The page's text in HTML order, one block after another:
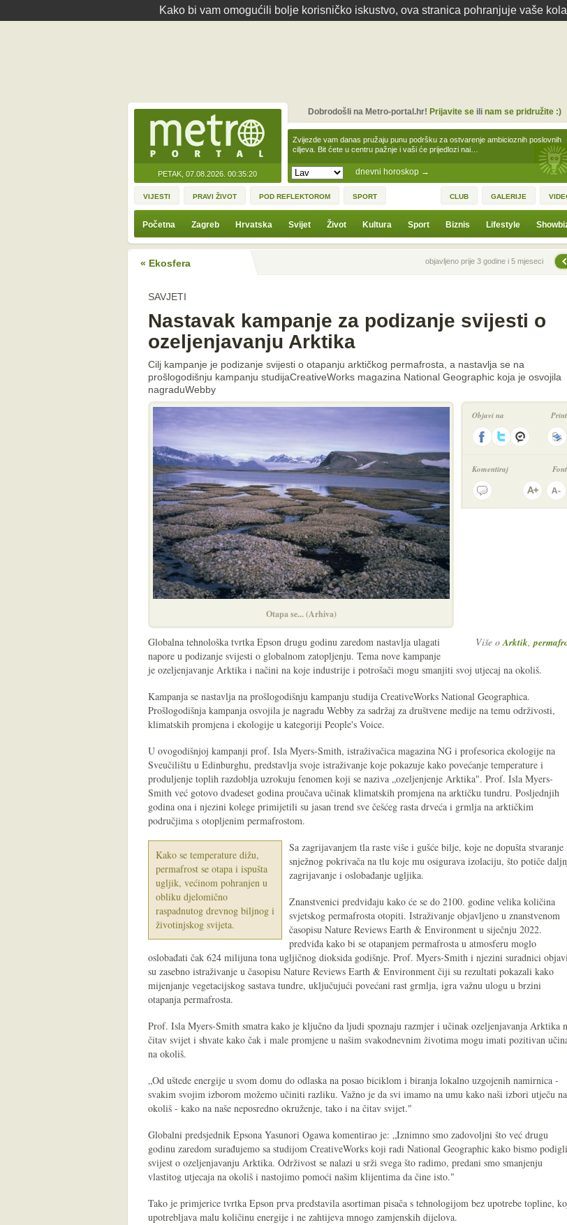
Kako bi vam omogućili bolje korisničko iskustvo, ova stranica pohranjuje vaše
PETAK, 07.08.2026. 00:35:20 dnevni horoskop →
Zvijezde vam danas pružaju punu podršku za ostvarenje ambicioznih poslovnih
ciljeva. Bit ćete u centru pažnje i vaši će prijedlozi nai…
Dobrodošli na Metro-portal.hr! Prijavite seili nam se pridružite :)
VIJESTI PRAVI ŽIVOT POD REFLEKTOROM SPORT CLUB GALERIJE
Početna Zagreb Hrvatska Svijet Život Kultura Sport Biznis Lifestyle
« Ekosfera Prethodna vijestobjavljeno prije 3 godine i 5 mjeseci
SAVJETI
Nastavak kampanje za podizanje svijesti o
ozeljenjavanju Arktika
Cilj kampanje je podizanje svijesti o otapanju arktičkog permafrosta, a nastavlja se na
prošlogodišnju kampanju studijaCreativeWorks magazina National Geographic koja je osvojila
nagraduWebby
Otapa se... (Arhiva)
Objavi na Print
Komentiraj Font
Više oArktik,
Globalna tehnološka tvrtka Epson drugu godinu zaredom nastavlja ulagati
napore u podizanje svijesti o globalnom zatopljenju. Tema nove kampanje
je ozeljenjavanje Arktika i načini na koje industrije i potrošači mogu smanjiti svoj utjecaj na okoliš.
Kampanja se nastavlja na prošlogodišnju kampanju studija CreativeWorks National Geographica.
Prošlogodišnja kampanja osvojila je nagradu Webby za sadržaj za društvene medije na temu održivosti,
klimatskih promjena i ekologije u kategoriji People's Voice.
U ovogodišnjoj kampanji prof. Isla Myers-Smith, istraživačica magazina NG i profesorica ekologije na
Sveučilištu u Edinburghu, predstavlja svoje istraživanje koje pokazuje kako povećanje temperature i
produljenje toplih razdoblja uzrokuju fenomen koji se naziva „ozeljenjenje Arktika". Prof. Isla Myers-
Smith već gotovo dvadeset godina proučava učinak klimatskih promjena na arktičku tundru. Posljednjih
godina ona i njezini kolege primijetili su jasan trend sve češćeg rasta drveća i grmlja na arktičkim
područjima s otopljenim permafrostom.
Kako se temperature dižu,
permafrost se otapa i ispušta
ugljik, većinom pohranjen u
obliku djelomično
raspadnutog drevnog biljnog i
životinjskog svijeta.
Sa zagrijavanjem tla raste više i gušće bilje, koje ne dopušta stvaranje
snježnog pokrivača na tlu koje mu osigurava izolaciju, što potiče
zagrijavanje i oslobađanje ugljika.
Znanstvenici predviđaju kako će se do 2100. godine velika količina
svjetskog permafrosta otopiti. Istraživanje objavljeno u znanstvenom
časopisu Nature Reviews Earth & Environment u siječnju 2022.
predviđa kako bi se otapanjem permafrosta u atmosferu moglo
oslobađati čak 624 milijuna tona ugljičnog dioksida godišnje. Prof. Myers-Smith i njezini suradnici
su zasebno istraživanje u časopisu Nature Reviews Earth & Environment čiji su rezultati pokazali kako
mijenjanje vegetacijskog sastava tundre, uključujući povećani rast grmlja, igra važnu ulogu u brzini
otapanja permafrosta.
Prof. Isla Myers-Smith smatra kako je ključno da ljudi spoznaju razmjer i učinak ozeljenjavanja Arktika
čitav svijet i shvate kako čak i male promjene u našim svakodnevnim životima mogu imati pozitivan
na okoliš.
„Od uštede energije u svom domu do odlaska na posao biciklom i biranja lokalno uzgojenih namirnica -
svakim svojim izborom možemo učiniti razliku. Važno je da svi imamo na umu kako naši izbori utječu na
okoliš - kako na naše neposredno okruženje, tako i na čitav svijet."
Globalni predsjednik Epsona Yasunori Ogawa komentirao je: „Iznimno smo zadovoljni što već drugu
godinu zaredom surađujemo sa studijom CreativeWorks koji radi National Geographic kako bismo podigli
svijest o ozeljenjavanju Arktika. Održivost se nalazi u srži svega što radimo, predani smo smanjenju
vlastitog utjecaja na okoliš i nastojimo pomoći našim klijentima da čine isto."
Tako je primjerice tvrtka Epson prva predstavila asortiman pisača s tehnologijom bez upotrebe topline,
upotrebljava malu količinu energije i ne zahtijeva mnogo zamjenskih dijelova.